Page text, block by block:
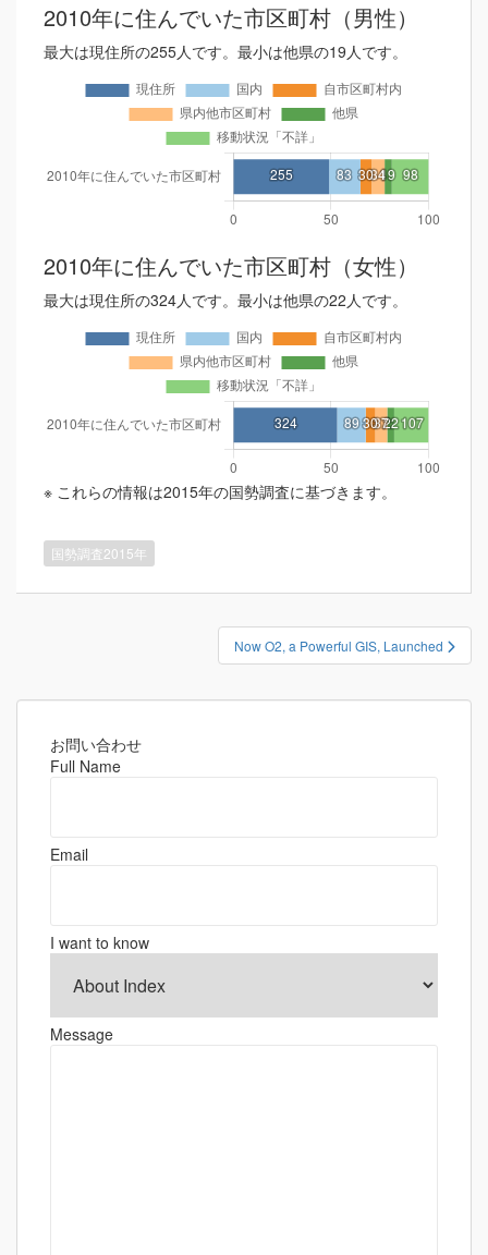
2010年に住んでいた市区町村（男性）
最大は現住所の255人です。最小は他県の19人です。
2010年に住んでいた市区町村（女性）
最大は現住所の324人です。最小は他県の22人です。
※ これらの情報は2015年の国勢調査に基づきます。
国勢調査2015年
ナ
Now O2, a Powerful GIS, Launched
お問い合わせ
Full Name
Email
I want to know
Message